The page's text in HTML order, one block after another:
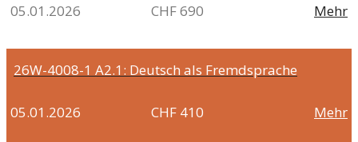
05.01.2026 CHF 690 Mehr
26W-4008-1 A2.1: Deutsch als Fremdsprache
05.01.2026 CHF 410 Mehr